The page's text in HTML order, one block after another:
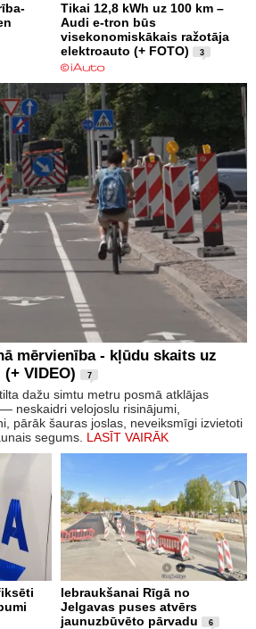
Tikai 12,8 kWh uz 100 km –
Audi e-tron būs
visekonomiskākais ražotāja
elektroauto (+ FOTO)
3
mērvienība - kļūdu skaits uz
VIDEO)
7
dažu simtu metru posmā atklājas
neskaidri velojoslu risinājumi,
pārāk šauras joslas, neveiksmīgi izvietoti
segums. LASĪT VAIRĀK
Iebraukšanai Rīgā no
Jelgavas puses atvērs
jaunuzbūvēto pārvadu
6